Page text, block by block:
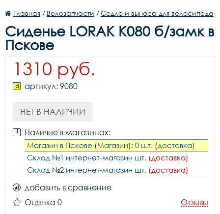
Главная / Велозапчасти /Седло и выноса для велосипеда
Сиденье LORAK K080 б/замк в
Пскове
1310 руб.
артикул: 9080
НЕТ В НАЛИЧИИ
Наличие в магазинах:
Магазин в Пскове (Магазин): 0 шт. (доставка)
Склад №1 интернет-магазин шт. (доставка)
Склад №2 интернет-магазин шт. (доставка)
добавить в сравнение
Оценка 0
Отзывы